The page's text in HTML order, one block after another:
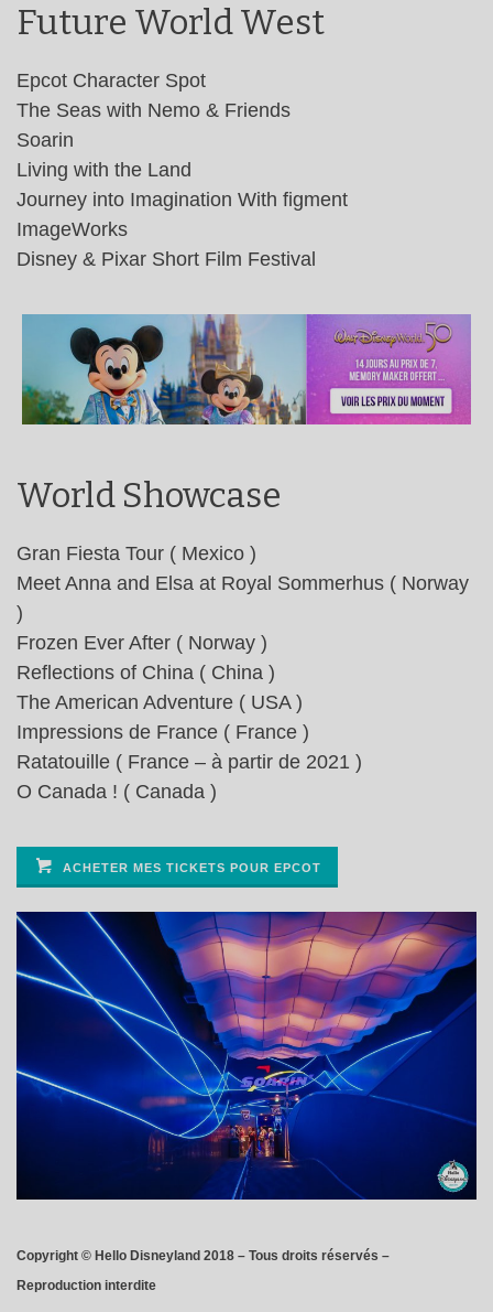
Future World West
Epcot Character Spot
The Seas with Nemo & Friends
Soarin
Living with the Land
Journey into Imagination With figment
ImageWorks
Disney & Pixar Short Film Festival
World Showcase
Gran Fiesta Tour ( Mexico )
Meet Anna and Elsa at Royal Sommerhus ( Norway
)
Frozen Ever After ( Norway )
Reflections of China ( China )
The American Adventure ( USA )
Impressions de France ( France )
Ratatouille ( France – à partir de 2021 )
O Canada ! ( Canada )
ACHETER MES TICKETS POUR EPCOT
Copyright © Hello Disneyland 2018 – Tous droits réservés –
Reproduction interdite